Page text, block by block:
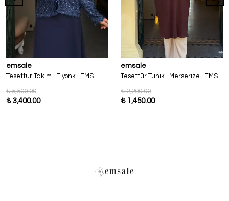
emsale
Tesettür Takım | Fiyonk | EMS
₺ 5,500.00
₺ 3,400.00
emsale
Tesettür Tunik | Merserize | EMS
₺ 2,200.00
₺ 1,450.00